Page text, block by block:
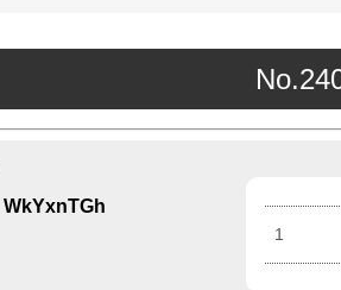
WkYxnTGh
1